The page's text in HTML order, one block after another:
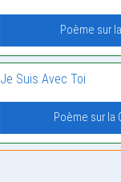
Poème sur
Je Suis Avec Toi
Poème sur la